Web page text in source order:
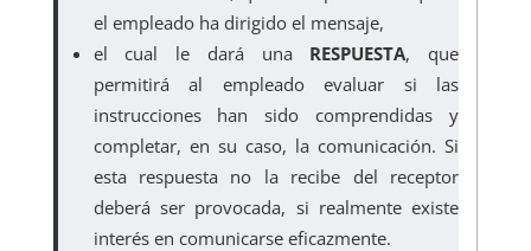
el empleado ha dirigido el mensaje,
el cual le dará una RESPUESTA, que
permitirá al empleado evaluar si las
instrucciones han sido comprendidas y
completar, en su caso, la comunicación. Si
esta respuesta no la recibe del receptor
deberá ser provocada, si realmente existe
interés en comunicarse eficazmente.